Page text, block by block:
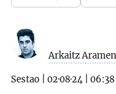
Arkaitz
Sestao 02·08·24 06:38